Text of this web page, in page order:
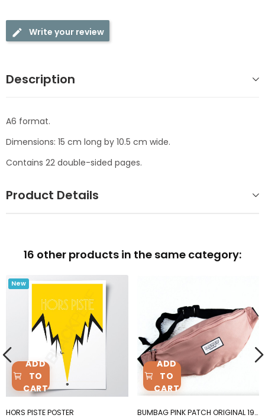
Write your review
Description
A6 format.
Dimensions: 15 cm long by 10.5 cm wide.
Contains 22 double-sided pages.
Product Details
16 other products in the same category:
New
ADD
TO
CART
HORS PISTE POSTER
ADD
TO
CART
BUMBAG PINK PATCH ORIGINAL 1986